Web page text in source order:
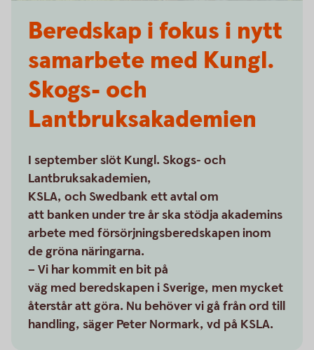
Beredskap i fokus i nytt
samarbete med Kungl.
Skogs- och
Lantbruksakademien
I september slöt Kungl. Skogs- och
Lantbruksakademien,
KSLA, och Swedbank ett avtal om
att banken under tre år ska stödja akademins
arbete med försörjningsberedskapen inom
de gröna näringarna.
– Vi har kommit en bit på
väg med beredskapen i Sverige, men mycket
återstår att göra. Nu behöver vi gå från ord till
handling, säger Peter Normark, vd på KSLA.